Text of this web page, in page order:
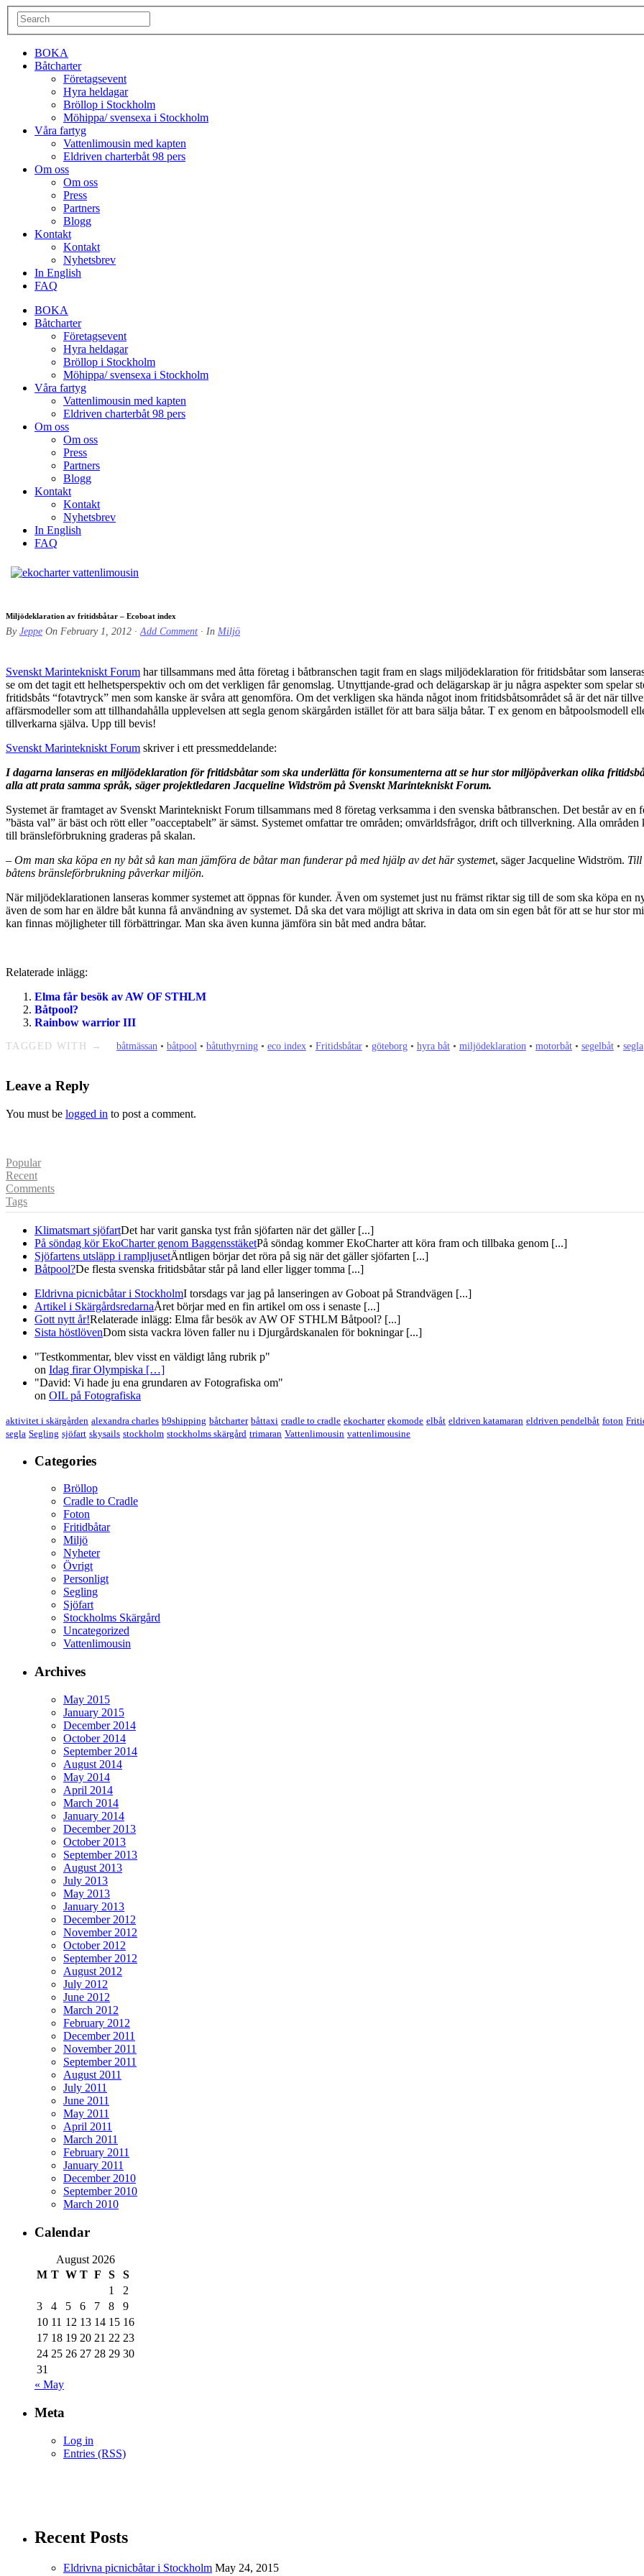
BOKA
Båtcharter
Företagsevent
Hyra heldagar
Bröllop i Stockholm
Möhippa/ svensexa i Stockholm
Våra fartyg
Vattenlimousin med kapten
Eldriven charterbåt 98 pers
Om oss
Om oss
Press
Partners
Blogg
Kontakt
Kontakt
Nyhetsbrev
In English
FAQ
BOKA
Båtcharter
Företagsevent
Hyra heldagar
Bröllop i Stockholm
Möhippa/ svensexa i Stockholm
Våra fartyg
Vattenlimousin med kapten
Eldriven charterbåt 98 pers
Om oss
Om oss
Press
Partners
Blogg
Kontakt
Kontakt
Nyhetsbrev
In English
FAQ
Miljödeklaration av fritidsbåtar – Ecoboat index
By Jeppe On February 1, 2012 · Add Comment · In Miljö
Svenskt Marintekniskt Forum har tillsammans med åtta företag i båtbranschen tagit fram en slags miljödeklaration för fritidsbåtar som
se om det tagit ett helhetsperspektiv och om det verkligen får genomslag. Utnyttjande-grad och delägarskap är ju några aspekter som spelar
fritidsbåts “fotavtryck” men som kanske är svåra att genomföra. Om det verkligen ska hända något inom fritidsbåtsområdet så är det när
affärsmodeller som att tillhandahålla upplevelsen att segla genom skärgården istället för att bara sälja båtar. T ex genom en båtpoolsmodell
tillverkarna själva. Upp till bevis!
Svenskt Marintekniskt Forum skriver i ett pressmeddelande:
I dagarna lanseras en miljödeklaration för fritidsbåtar som ska underlätta för konsumenterna att se hur stor miljöpåverkan olika
alla att prata samma språk, säger projektledaren Jacqueline Widström på Svenskt Marintekniskt Forum.
Systemet är framtaget av Svenskt Marintekniskt Forum tillsammans med 8 företag verksamma i den svenska båtbranschen. Det består av en
”bästa val” är bäst och rött eller ”oacceptabelt” är sämst. Systemet omfattar tre områden; omvärldsfrågor, drift och tillverkning. Alla
till bränsleförbrukning graderas på skalan.
– Om man ska köpa en ny båt så kan man jämföra de båtar man funderar på med hjälp av det här systemet, säger Jacqueline Widström. Till
båtens bränsleförbrukning påverkar miljön.
När miljödeklarationen lanseras kommer systemet att öppnas för kunder. Även om systemet just nu främst riktar sig till de som ska köpa en
även de som har en äldre båt kunna få användning av systemet. Då ska det vara möjligt att skriva in data om sin egen båt för att se hur stor
kan finnas möjligheter till förbättringar. Man ska även kunna jämföra sin båt med andra båtar.
Relaterade inlägg:
Elma får besök av AW OF STHLM
Båtpool?
Rainbow warrior III
TAGGED WITH → båtmässan • båtpool • båtuthyrning• eco index• Fritidsbåtar• göteborg• hyra båt• miljödeklaration • motorbåt• segelbåt• segla
Leave a Reply
You must be logged in to post a comment.
Popular
Recent
Comments
Tags
Klimatsmart sjöfartDet har varit ganska tyst från sjöfarten när det gäller [...]
På söndag kör EkoCharter genom BaggensstäketPå söndag kommer EkoCharter att köra fram och tillbaka genom [...]
Sjöfartens utsläpp i rampljusetÄntligen börjar det röra på sig när det gäller sjöfarten [...]
Båtpool?De flesta svenska fritidsbåtar står på land eller ligger tomma [...]
Eldrivna picnicbåtar i StockholmI torsdags var jag på lanseringen av Goboat på Strandvägen [...]
Artikel i SkärgårdsredarnaÅret börjar med en fin artikel om oss i senaste [...]
Gott nytt år!Relaterade inlägg: Elma får besök av AW OF STHLM Båtpool? [...]
Sista höstlövenDom sista vackra löven faller nu i Djurgårdskanalen för bokningar [...]
"Testkommentar, blev visst en väldigt lång rubrik p"
on Idag firar Olympiska […]
"David: Vi hade ju ena grundaren av Fotografiska om"
on OIL på Fotografiska
aktivitet i skärgården alexandra charles b9shipping båtcharter båttaxi cradle to cradle ekocharter ekomode elbåt eldriven katamaran eldriven pendelbåt foton
segla Segling sjöfart skysails stockholm stockholms skärgård trimaran Vattenlimousin vattenlimousine
Categories
Bröllop
Cradle to Cradle
Foton
Fritidbåtar
Miljö
Nyheter
Övrigt
Personligt
Segling
Sjöfart
Stockholms Skärgård
Uncategorized
Vattenlimousin
Archives
May 2015
January 2015
December 2014
October 2014
September 2014
August 2014
May 2014
April 2014
March 2014
January 2014
December 2013
October 2013
September 2013
August 2013
July 2013
May 2013
January 2013
December 2012
November 2012
October 2012
September 2012
August 2012
July 2012
June 2012
March 2012
February 2012
December 2011
November 2011
September 2011
August 2011
July 2011
June 2011
May 2011
April 2011
March 2011
February 2011
January 2011
December 2010
September 2010
March 2010
Calendar
August 2026
M T W T F S
S
1
2
3
4 5 6 7 8
9
10 11 12 13 14 15 16
17 18 19 20 21 22 23
24 25 26 27 28 29 30
31
« May
Meta
Log in
Entries (RSS)
Recent Posts
Eldrivna picnicbåtar i Stockholm May 24, 2015